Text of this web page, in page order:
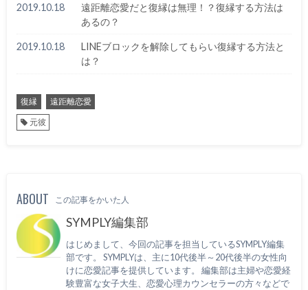
2019.10.18
遠距離恋愛だと復縁は無理！？復縁する方法は
あるの？
2019.10.18
LINEブロックを解除してもらい復縁する方法と
は？
復縁
遠距離恋愛
元彼
ABOUT この記事をかいた人
SYMPLY編集部
はじめまして、今回の記事を担当しているSYMPLY編集
部です。 SYMPLYは、主に10代後半～20代後半の女性向
けに恋愛記事を提供しています。 編集部は主婦や恋愛経
験豊富な女子大生、恋愛心理カウンセラーの方々などで